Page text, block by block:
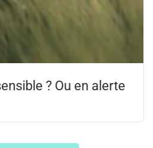
? Ou en alerte